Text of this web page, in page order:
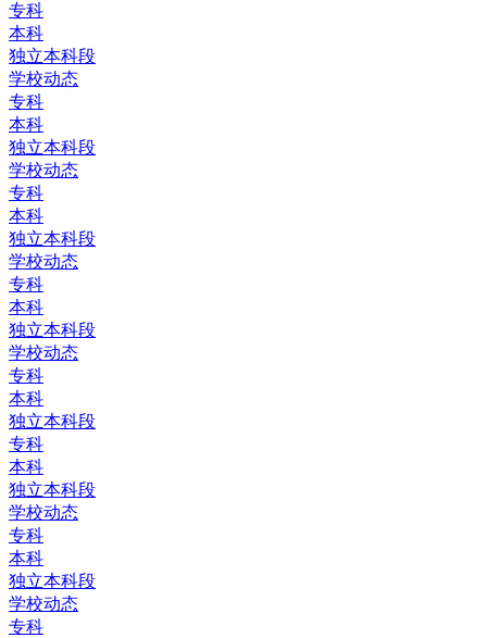
专科
本科
独立本科段
学校动态
专科
本科
独立本科段
学校动态
专科
本科
独立本科段
学校动态
专科
本科
独立本科段
学校动态
专科
本科
独立本科段
专科
本科
独立本科段
学校动态
专科
本科
独立本科段
学校动态
专科